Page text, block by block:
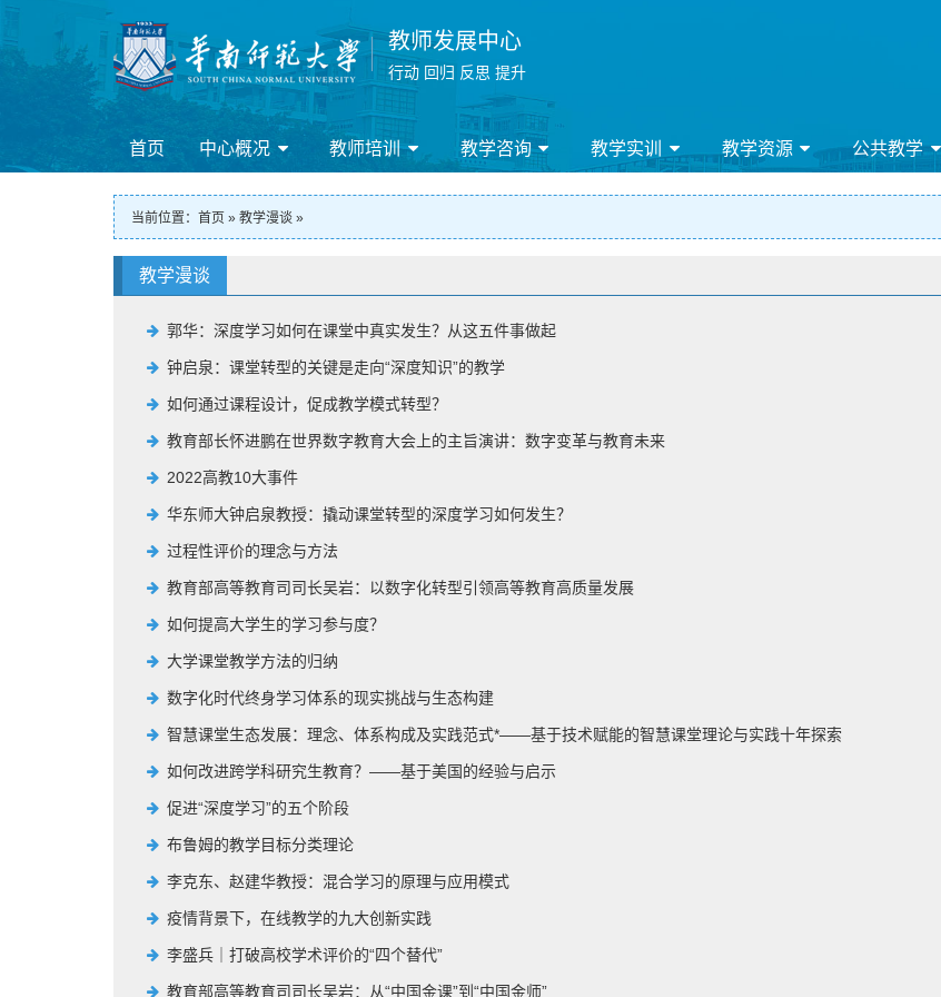
教师发展中心
行动 回归 反思 提升
首页 中心概况 教师培训 教学咨询 教学实训 教学资源 公共教学
当前位置： 首页 » 教学漫谈 »
教学漫谈
郭华：深度学习如何在课堂中真实发生？从这五件事做起
钟启泉：课堂转型的关键是走向“深度知识”的教学
如何通过课程设计，促成教学模式转型？
教育部长怀进鹏在世界数字教育大会上的主旨演讲：数字变革与教育未来
2022高教10大事件
华东师大钟启泉教授：撬动课堂转型的深度学习如何发生？
过程性评价的理念与方法
教育部高等教育司司长吴岩：以数字化转型引领高等教育高质量发展
如何提高大学生的学习参与度？
大学课堂教学方法的归纳
数字化时代终身学习体系的现实挑战与生态构建
智慧课堂生态发展：理念、体系构成及实践范式*——基于技术赋能的智慧课堂理论与实践十年探索
如何改进跨学科研究生教育？——基于美国的经验与启示
促进“深度学习”的五个阶段
布鲁姆的教学目标分类理论
李克东、赵建华教授：混合学习的原理与应用模式
疫情背景下，在线教学的九大创新实践
李盛兵｜打破高校学术评价的“四个替代”
教育部高等教育司司长吴岩：从“中国金课”到“中国金师”